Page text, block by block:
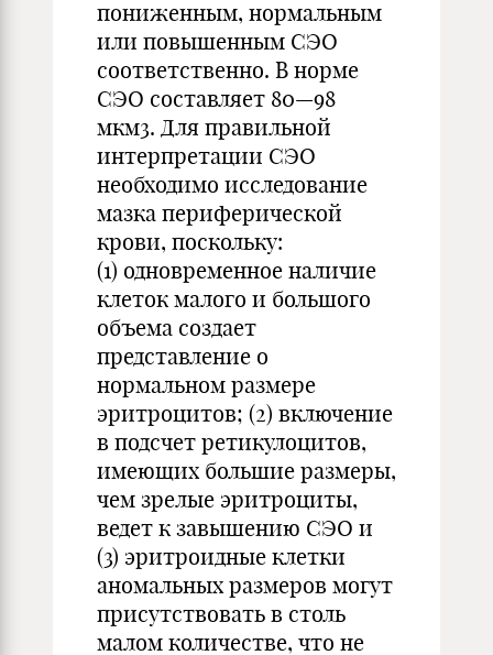
пониженным, нормальным
или повышенным СЭО
соответственно. В норме
СЭО составляет 80—98
мкм3. Для правильной
интерпретации СЭО
необходимо исследование
мазка периферической
крови, поскольку:
(1) одновременное наличие
клеток малого и большого
объема создает
представление о
нормальном размере
эритроцитов; (2) включение
в подсчет ретикулоцитов,
имеющих большие размеры,
чем зрелые эритроциты,
ведет к завышению СЭО и
(3) эритроидные клетки
аномальных размеров могут
присутствовать в столь
малом количестве, что не